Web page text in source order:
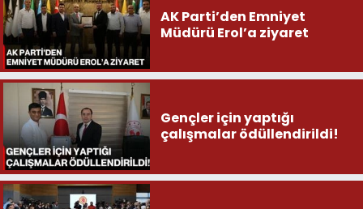
AK Parti’den Emniyet
Müdürü Erol’a ziyaret
Gençler için yaptığı
çalışmalar ödüllendirildi!